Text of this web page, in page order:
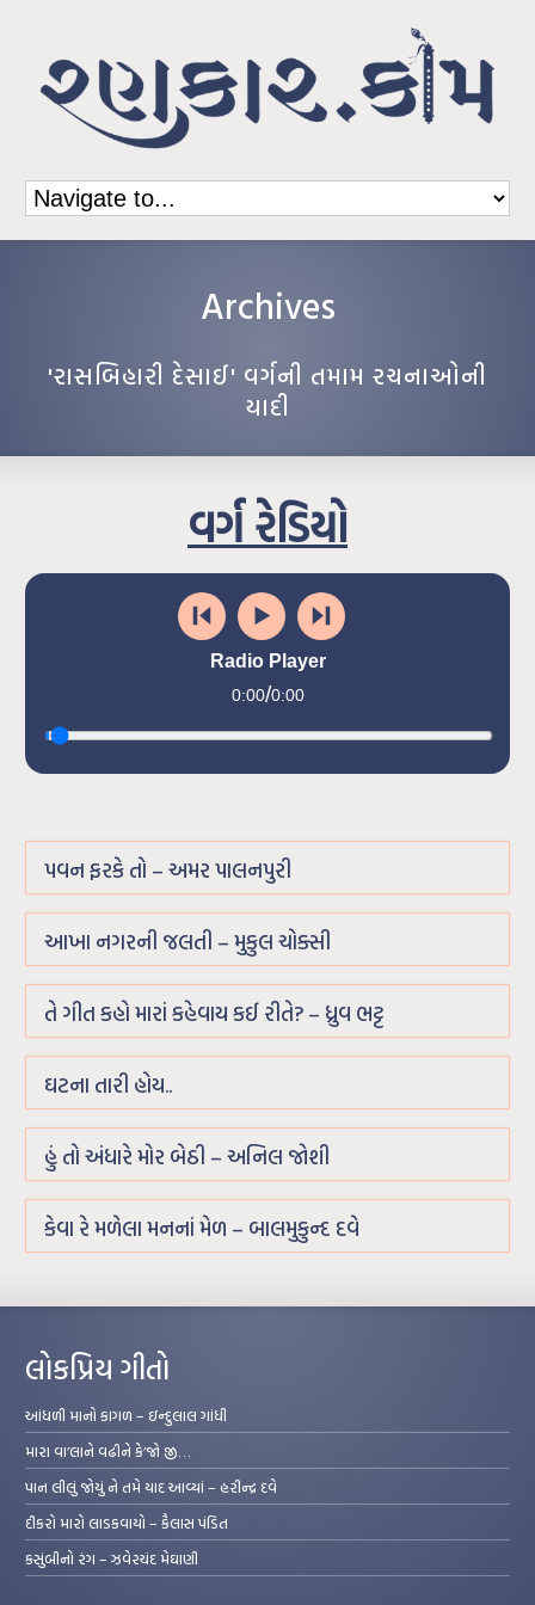
Archives
'રાસબિહારી દેસાઈ' વર્ગની તમામ રચનાઓની
યાદી
વર્ગ રેડિયો
Radio Player
0:00/0:00
પવન ફરકે તો – અમર પાલનપુરી
આખા નગરની જલતી – મુકુલ ચોક્સી
તે ગીત કહો મારાં કહેવાય કઈ રીતે? – ધ્રુવ ભટ્ટ
ઘટના તારી હોય..
હું તો અંધારે મોર બેઠી – અનિલ જોશી
કેવા રે મળેલા મનનાં મેળ – બાલમુકુન્દ દવે
લોકપ્રિય ગીતો
આંધળી માનો કાગળ – ઇન્દુલાલ ગાંધી
મારા વા’લાને વઢીને કે’જો જી…
પાન લીલું જોયું ને તમે યાદ આવ્યાં – હરીન્દ્ર દવે
દીકરો મારો લાડકવાયો – કૈલાસ પંડિત
કસુંબીનો રંગ – ઝવેરચંદ મેઘાણી